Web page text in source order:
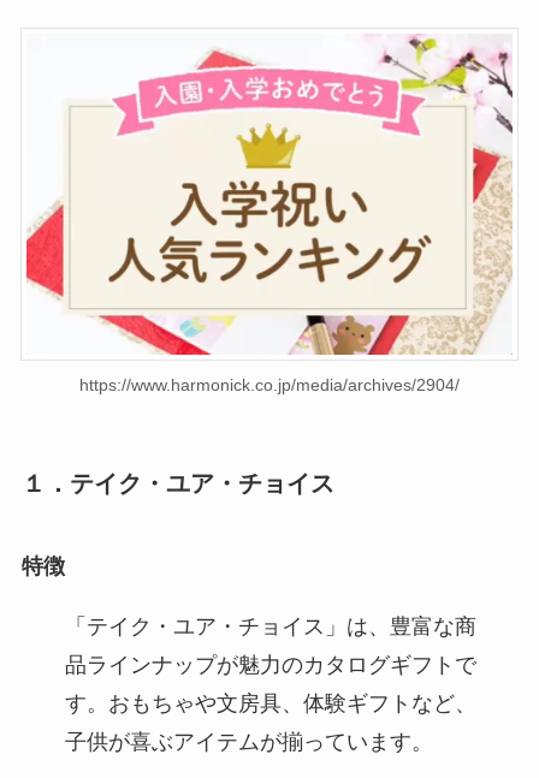
https://www.harmonick.co.jp/media/archives/2904/
１．テイク・ユア・チョイス
特徴
「テイク・ユア・チョイス」は、豊富な商
品ラインナップが魅力のカタログギフトで
す。おもちゃや文房具、体験ギフトなど、
子供が喜ぶアイテムが揃っています。